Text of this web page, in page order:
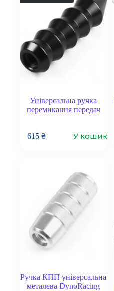
Універсальна ручка
перемикання передач
615₴ У кошик
Ручка КПП універсальна
металева DynoRacing